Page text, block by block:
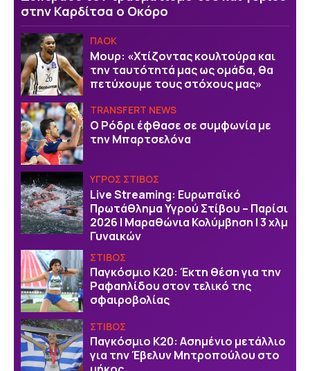
στην Καρδίτσα ο Οκόρο
ΠΑΟΚ
Μουρ: «Χτίζοντας κουλτούρα και
την ταυτότητά μας ως ομάδα, θα
πετύχουμε τους στόχους μας»
TRANSFERT NEWS
O Ρόδρι έφθασε σε συμφωνία με
την Μπαρτσελόνα
ΥΓΡΟΣ ΣΤΙΒΟΣ
Live Streaming: Ευρωπαϊκό
Πρωτάθλημα Υγρού Στίβου – Παρίσι
2026 | Μαραθώνια Κολύμβηση | 3 χλμ
Γυναικών
ΣΤΙΒΟΣ
Παγκόσμιο Κ20: Έκτη θέση για την
Ραφαηλίδου στον τελικό της
σφαιροβολίας
ΣΤΙΒΟΣ
Παγκόσμιο Κ20: Ασημένιο μετάλλιο
για την Έβελυν Μητροπούλου στο